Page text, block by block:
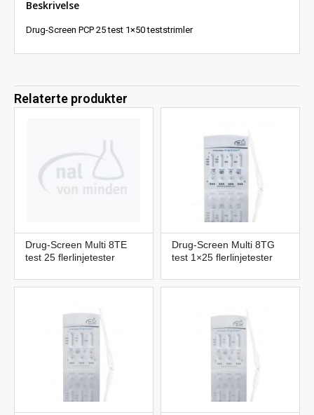
Beskrivelse
Drug-Screen PCP 25 test 1×50 teststrimler
Relaterte produkter
Drug-Screen Multi 8TE
test 25 flerlinjetester
Drug-Screen Multi 8TG
test 1×25 flerlinjetester